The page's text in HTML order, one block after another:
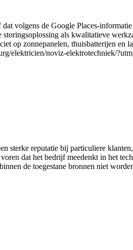
volgens de Google Places-
als kwalitatieve
op zonnepanelen, thuisbatterijen en
elektricien/noviz-elektrotechniek/
sterke reputatie bij particuliere
dat het bedrijf meedenkt in het
de toegestane bronnen niet